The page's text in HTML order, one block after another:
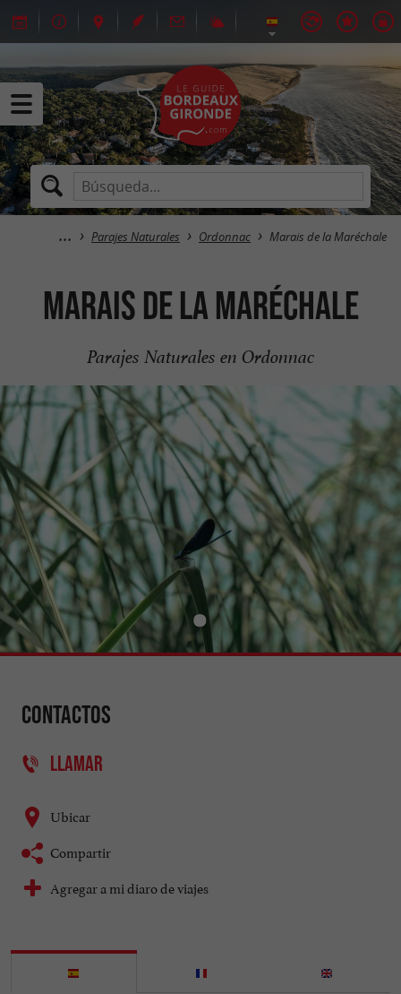
Parajes Naturales Ordonnac Marais de la Maréchale
Marais de la Maréchale
Parajes Naturales en Ordonnac
Contactos
LLAMAR
Ubicar
Compartir
Agregar a mi diaro de viajes